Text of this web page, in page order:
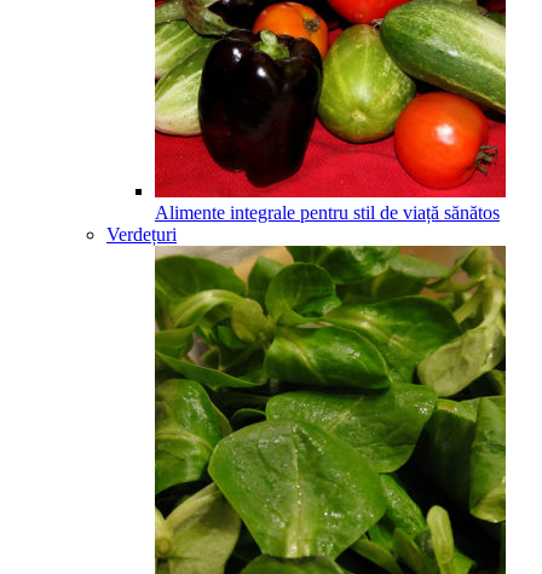
Alimente integrale pentru stil de viață sănătos
Verdețuri